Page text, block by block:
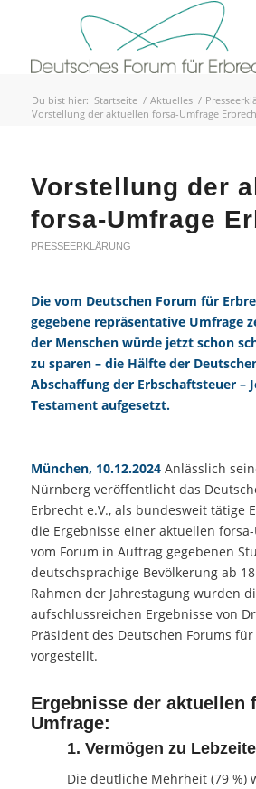
Du bist hier: Startseite / Aktuelles /
Vorstellung der aktuellen forsa-Umfrage
Vorstellung der
forsa-Umfrage
PRESSEERKLÄRUNG
Die vom Deutschen Forum für
gegebene repräsentative Umfrage
der Menschen würde jetzt schon
zu sparen – die Hälfte der
Abschaffung der Erbschaftsteuer –
Testament aufgesetzt.
München, 10.12.2024Anlässlich
Nürnberg veröffentlicht das
Erbrecht e.V., als bundesweit tätige
die Ergebnisse einer aktuellen
vom Forum in Auftrag gegebenen
deutschsprachige Bevölkerung ab
Rahmen der Jahrestagung wurden
aufschlussreichen Ergebnisse von
Präsident des Deutschen Forums für
vorgestellt.
Ergebnisse der aktuellen
Umfrage:
1. Vermögen zu
Die deutliche Mehrheit (79 %)